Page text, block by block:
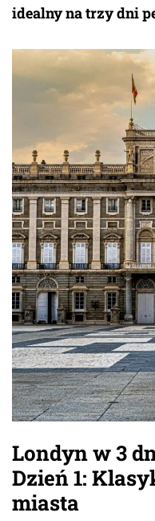
idealny na trzy dni
Londyn w 3
Dzień 1:
miasta